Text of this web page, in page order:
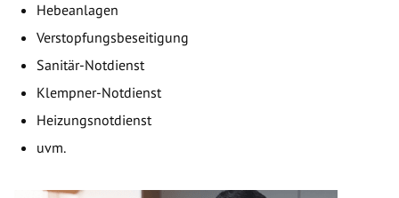
Hebeanlagen
Verstopfungsbeseitigung
Sanitär-Notdienst
Klempner-Notdienst
Heizungsnotdienst
uvm.